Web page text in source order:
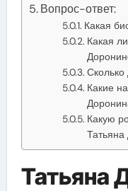
Вопрос-ответ:
Какая
Какая
Какие
Какую
Татьяна